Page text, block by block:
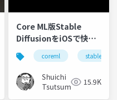
Core ML版Stable
DiffusionをiOSで快適
に動かすcoreml
Shuichi
Tsutsumi
15.9K